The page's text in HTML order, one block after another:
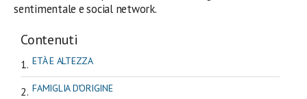
sentimentale e social network.
Contenuti
ETÀ E ALTEZZA
FAMIGLIA D'ORIGINE